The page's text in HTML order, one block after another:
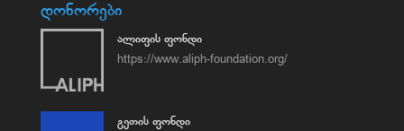
დონორები
ალიფის ფონდი
https://www.aliph-foundation.org/
გეთის ფონდი